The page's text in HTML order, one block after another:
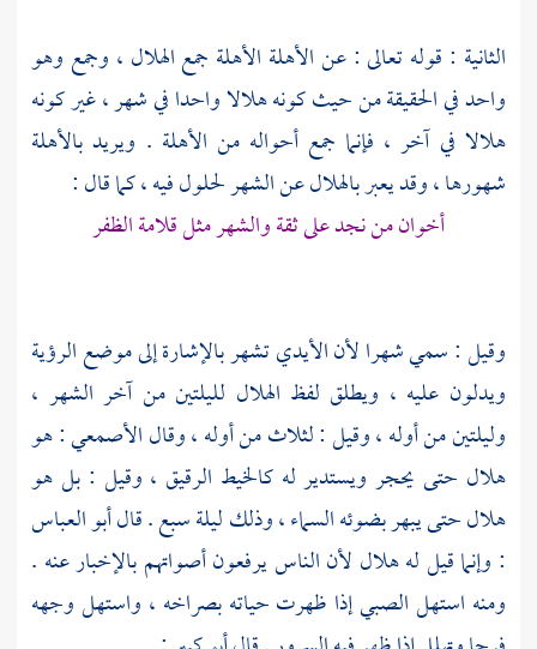
الثانية : قوله تعالى : عن الأهلة الأهلة جمع الهلال ، وجمع وهو
واحد في الحقيقة من حيث كونه هلالا واحدا في شهر ، غير كونه
هلالا في آخر ، فإنما جمع أحواله من الأهلة . ويريد بالأهلة
شهورها ، وقد يعبر بالهلال عن الشهر لحلول فيه ، كما قال :
أخوان من نجد على ثقة والشهر مثل قلامة الظفر
وقيل : سمي شهرا لأن الأيدي تشهر بالإشارة إلى موضع الرؤية
ويدلون عليه ، ويطلق لفظ الهلال لليلتين من آخر الشهر ،
وليلتين من أوله ، وقيل : لثلاث من أوله ، وقالالأصمعي: هو
هلال حتى يحجر ويستدير له كالخيط الرقيق ، وقيل : بل هو
هلال حتى يبهر بضوئه السماء ، وذلك ليلة سبع . قالأبو العباس
: وإنما قيل له هلال لأن الناس يرفعون أصواتهم بالإخبار عنه .
ومنه استهل الصبي إذا ظهرت حياته بصراخه ، واستهل وجهه